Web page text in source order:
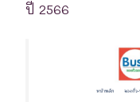
ปี 2566